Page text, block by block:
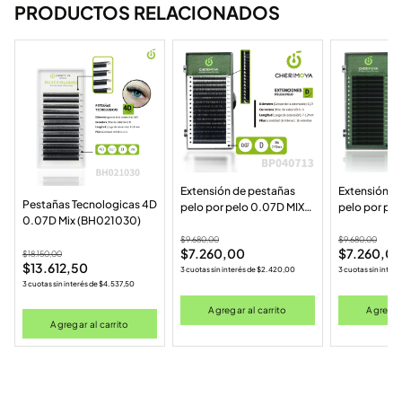
PRODUCTOS RELACIONADOS
Pestañas Tecnologicas 4D
0.07D Mix (BH021030)
$18.150,00
$13.612,50
3 cuotas sin interés de$4.537,50
Agregar al carrito
Extensión de pestañas
pelo por pelo 0.07D MIX
$9.680,00
$7.260,00
3 cuotas sin interés de$2.420,00
Agregar al carrito
Extensión
pelo por
$9.680,00
$7.260,00
3 cuotas sin